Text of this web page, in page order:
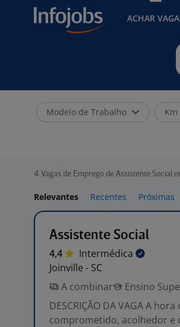
ACHAR
Modelo de Trabalho Km
4 Vagas de Emprego de Assistente Social
Relevantes Recentes Próximas
Assistente Social
4,4
Intermédica
Joinville - SC
A combinar
Ensino
DESCRIÇÃO DA VAGA A
comprometido, acolhedor e